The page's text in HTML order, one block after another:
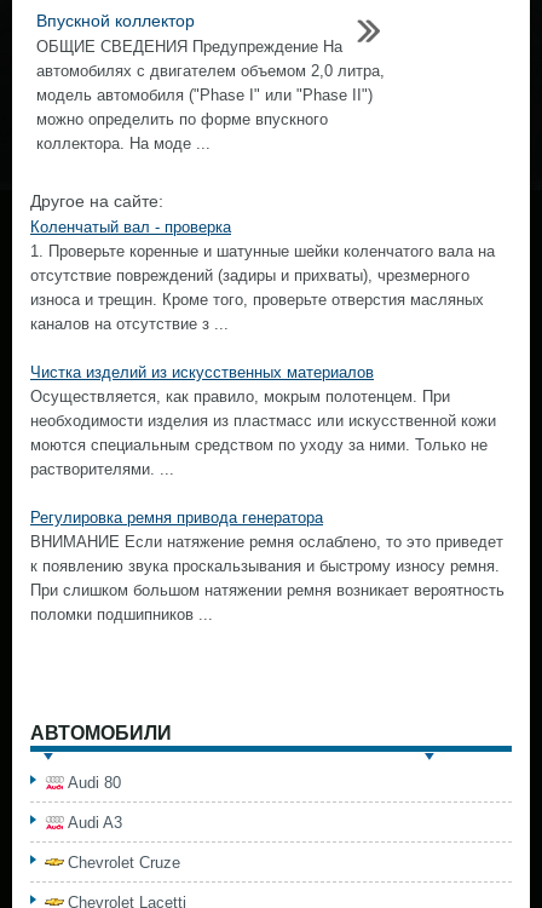
Впускной коллектор
ОБЩИЕ СВЕДЕНИЯ Предупреждение На
автомобилях с двигателем объемом 2,0 литра,
модель автомобиля ("Phase I" или "Phase II")
можно определить по форме впускного
коллектора. На моде ...
Другое на сайте:
Коленчатый вал - проверка
1. Проверьте коренные и шатунные шейки коленчатого вала на
отсутствие повреждений (задиры и прихваты), чрезмерного
износа и трещин. Кроме того, проверьте отверстия масляных
каналов на отсутствие з ...
Чистка изделий из искусственных материалов
Осуществляется, как правило, мокрым полотенцем. При
необходимости изделия из пластмасс или искусственной кожи
моются специальным средством по уходу за ними. Только не
растворителями. ...
Регулировка ремня привода генератора
ВНИМАНИЕ Если натяжение ремня ослаблено, то это приведет
к появлению звука проскальзывания и быстрому износу ремня.
При слишком большом натяжении ремня возникает вероятность
поломки подшипников ...
АВТОМОБИЛИ
Audi 80
Audi A3
Chevrolet Cruze
Chevrolet Lacetti